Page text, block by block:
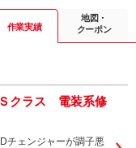
作業実績
地図・
クーポン
クラス 電装系修
チェンジャーが調子悪